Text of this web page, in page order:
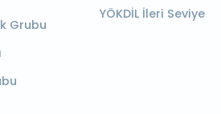
Grubu
YÖKDİL İleri Seviye